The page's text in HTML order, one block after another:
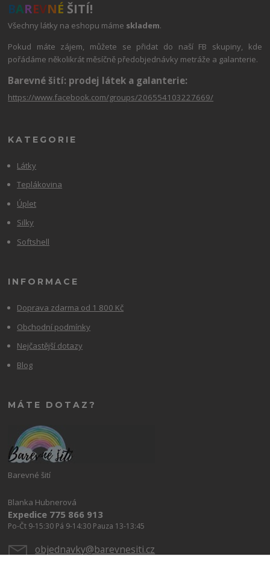
BAREVNÉ ŠITÍ!
Všechny látky na eshopu máme skladem.
Pokud máte zájem, můžete se přidat do naší FB skupiny, kde
pořádáme několikrát měsíčně předobjednávky metráže a galanterie.
Barevné šití: prodej látek a galanterie:
https://www.facebook.com/groups/206554103227669/
KATEGORIE
Látky
Teplákovina
Úplet
Silky
Softshell
INFORMACE
Doprava zdarma od 1 800 Kč
Obchodní podmínky
Nejčastější dotazy
Blog
MÁTE DOTAZ?
Barevné šití
Blanka Hubnerová
Expedice 775 866 913
Po-Čt 9-15:30 Pá 9-14:30 Pauza 13-13:45
objednavky@barevnesiti.cz